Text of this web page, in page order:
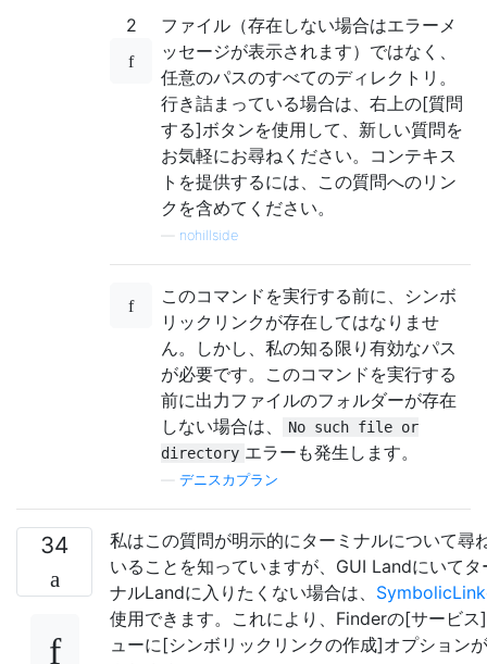
2
ファイル（存在しない場合はエラーメ
ッセージが表示されます）ではなく、
任意のパスのすべてのディレクトリ。
行き詰まっている場合は、右上の[質問
する]ボタンを使用して、新しい質問を
お気軽にお尋ねください。コンテキス
トを提供するには、この質問へのリン
クを含めてください。
nohillside
このコマンドを実行する前に、シンボ
リックリンクが存在してはなりませ
ん。しかし、私の知る限り有効なパス
が必要です。このコマンドを実行する
前に出力ファイルのフォルダーが存在
しない場合は、
No such file or
directory エラーも発生します。
デニスカプラン
34
私はこの質問が明示的にターミナルについて尋
いることを知っていますが、GUI Landにいてタ
ナルLandに入りたくない場合は、
使用できます。これにより、Finderの[サービス
ューに[シンボリックリンクの作成]オプション